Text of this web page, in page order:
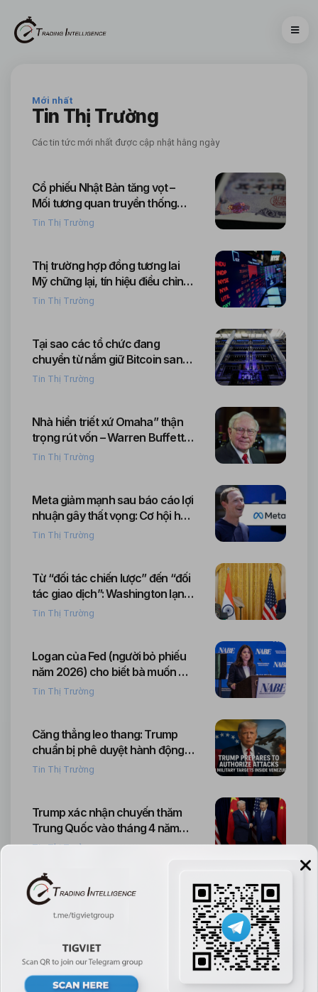
Mới nhất
Tin Thị Trường
Các tin tức mới nhất được cập nhật hằng ngày
Cổ phiếu Nhật Bản tăng vọt –
Mối tương quan truyền thống
với tỷ giá USD/JPY đang thay đổi
Tin Thị Trường
Thị trường hợp đồng tương lai
Mỹ chững lại, tín hiệu điều chỉnh
sau giai đoạn tăng đầu tuần
Tin Thị Trường
Tại sao các tổ chức đang
chuyển từ nắm giữ Bitcoin sang
đầu tư cơ sở hạ tầng khai thác
Tin Thị Trường
Nhà hiền triết xứ Omaha” thận
trọng rút vốn – Warren Buffett
duy trì bán ròng cổ phiếu suốt 3
Tin Thị Trường
Meta giảm mạnh sau báo cáo lợi
nhuận gây thất vọng: Cơ hội hay
cảnh báo cho nhà đầu tư?
Tin Thị Trường
Từ “đối tác chiến lược” đến “đối
tác giao dịch”: Washington lạnh
nhạt với New Delhi giữa lúc hâm
Tin Thị Trường
Logan của Fed (người bỏ phiếu
năm 2026) cho biết bà muốn giữ
nguyên lãi suất
Tin Thị Trường
Căng thẳng leo thang: Trump
chuẩn bị phê duyệt hành động
quân sự nhắm vào Venezuela
Tin Thị Trường
Trump xác nhận chuyến thăm
Trung Quốc vào tháng 4 năm
sau
Tin Thị Trường
Vụ tấn công mạng vào Jaguar
Land Rover gây thiệt hại 1,9 tỷ
bảng, phơi bày điểm yếu an ninh
Cơn sốt AI chưa hạ nhiệt: Phố
Wall lập kỷ lục mới khi dòng tiền